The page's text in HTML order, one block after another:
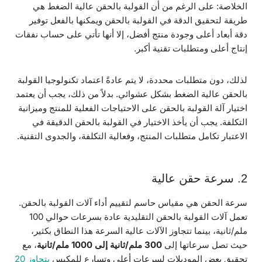
الخلاصة: على الرغم من أن القولبة بالحقن عالية الضغط هي
طريقة لتحقيق الدقة في القولبة بالحقن ويمكنها بالفعل توفير
دقة أبعاد أعلى وجودة منتج أفضل، إلا أنها تأتي على حساب نفقات
إنتاج أعلى ومتطلبات تقنية أكبر.
لذلك، دون متطلبات محددة، لا يتم عادةً اعتماد تكنولوجيا القولبة
بالحقن عالية الضغط بشكل عشوائي. بدلاً من ذلك، يجب أن يعتمد
اختيار آلة القولبة بالحقن على الاحتياجات الفعلية للمنتج وميزانية
التكلفة. يجب أن يأخذ الاختيار في القولبة بالحقن الدقيقة في
الاعتبار تكامل متطلبات المنتج، وفعالية التكلفة، والجدوى التقنية.
2. سرعة حقن عالية
سرعة الحقن هي مقياس حاسم لتقييم أداء آلات القولبة بالحقن.
تعمل آلات القولبة بالحقن التقليدية عادة بسرعات حوالي 100
ملم/ثانية، بينما تتجاوز الآلات عالية السرعة هذا النطاق بكثير،
حيث تصل سرعاتها إلى 300 ملم/ثانية إلى 1000 ملم/ثانية
، مع
تحقيق بعض الموديلات لسرعات أعلى وتسارع للمكبس
يتجاوز 20